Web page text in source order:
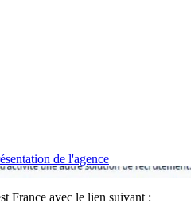
de l'agence
France avec le lien suivant :